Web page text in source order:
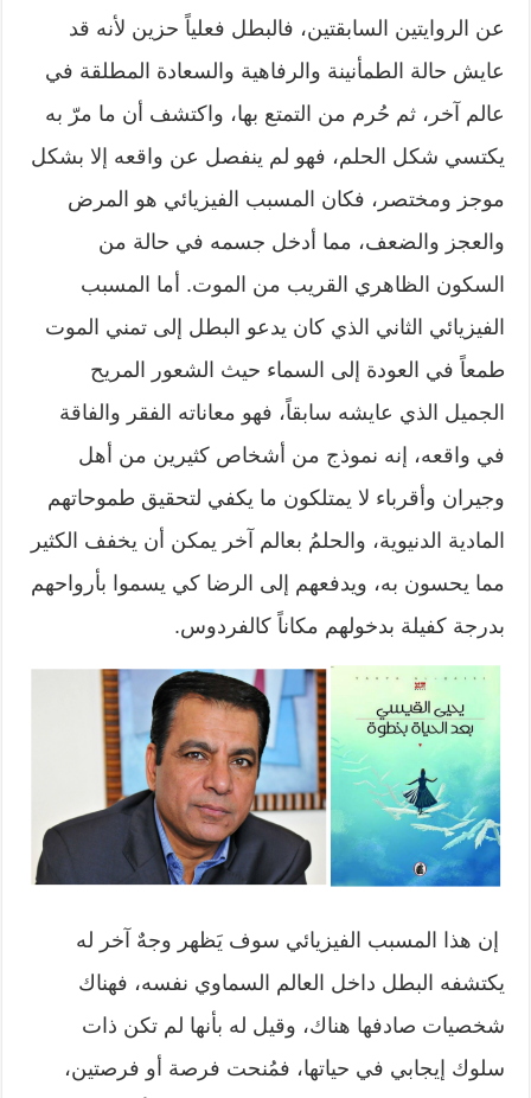
عن الروايتين السابقتين، فالبطل فعلياً حزين لأنه قد
عايش حالة الطمأنينة والرفاهية والسعادة المطلقة في
عالم آخر، ثم حُرم من التمتع بها، واكتشف أن ما مرّ به
يكتسي شكل الحلم، فهو لم ينفصل عن واقعه إلا بشكل
موجز ومختصر، فكان المسبب الفيزيائي هو المرض
والعجز والضعف، مما أدخل جسمه في حالة من
السكون الظاهري القريب من الموت. أما المسبب
الفيزيائي الثاني الذي كان يدعو البطل إلى تمني الموت
طمعاً في العودة إلى السماء حيث الشعور المريح
الجميل الذي عايشه سابقاً، فهو معاناته الفقر والفاقة
في واقعه، إنه نموذج من أشخاص كثيرين من أهل
وجيران وأقرباء لا يمتلكون ما يكفي لتحقيق طموحاتهم
المادية الدنيوية، والحلمُ بعالم آخر يمكن أن يخفف الكثير
مما يحسون به، ويدفعهم إلى الرضا كي يسموا بأرواحهم
بدرجة كفيلة بدخولهم مكاناً كالفردوس.
إن هذا المسبب الفيزيائي سوف يَظهر وجهٌ آخر له
يكتشفه البطل داخل العالم السماوي نفسه، فهناك
شخصيات صادفها هناك، وقيل له بأنها لم تكن ذات
سلوك إيجابي في حياتها، فمُنحت فرصة أو فرصتين،